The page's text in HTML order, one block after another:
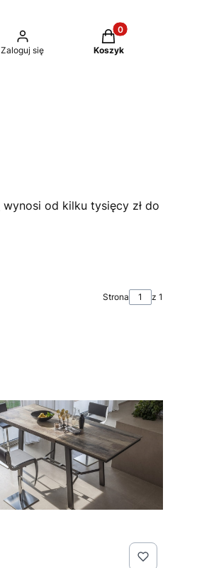
Zaloguj się
Produkty w koszyku:
Koszyk
wynosi od kilku tysięcy zł do
Strona z 1